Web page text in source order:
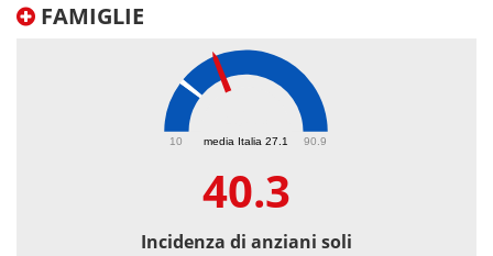
FAMIGLIE
media Italia 27.1
10 90.9
40.3
Incidenza di anziani soli